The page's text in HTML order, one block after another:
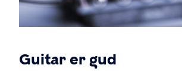
Guitar er gud